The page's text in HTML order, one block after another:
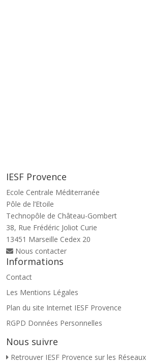
IESF Provence
Ecole Centrale Méditerranée
Pôle de l’Etoile
Technopôle de Château-Gombert
38, Rue Frédéric Joliot Curie
13451 Marseille Cedex 20
Nous contacter
Informations
Contact
Les Mentions Légales
Plan du site Internet IESF Provence
RGPD Données Personnelles
Nous suivre
Retrouver IESF Provence sur les